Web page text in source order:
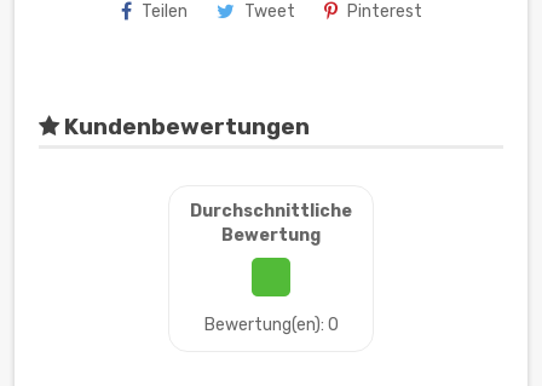
Teilen Tweet Pinterest
Kundenbewertungen
Durchschnittliche
Bewertung
Bewertung(en): 0